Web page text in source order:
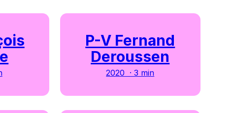
P-V Fernand
Deroussen
2020 · 3 min